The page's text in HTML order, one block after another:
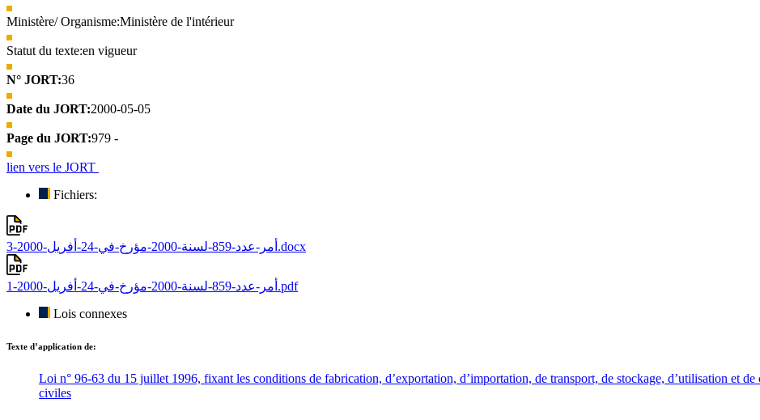
Ministère/ Organisme:Ministère de l'intérieur
Statut du texte:en vigueur
N° JORT:36
Date du JORT:2000-05-05
Page du JORT:979 -
lien vers le JORT
Fichiers:
أمر-عدد-859-لسنة-2000-مؤرخ-في-24-أفريل-2000-3.docx
أمر-عدد-859-لسنة-2000-مؤرخ-في-24-أفريل-2000-1.pdf
Lois connexes
Texte d’application de:
Loi n° 96-63 du 15 juillet 1996, fixant les conditions de fabrication, d’exportation, d’importation, de transport, de stockage, d’utilisation et
civiles